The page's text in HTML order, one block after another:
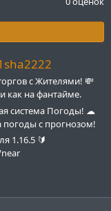
0
0
в
с Жителями! 💸
как на фантайме.
система Погоды! ☁
погоды с прогнозом!
1.16.5 🔰